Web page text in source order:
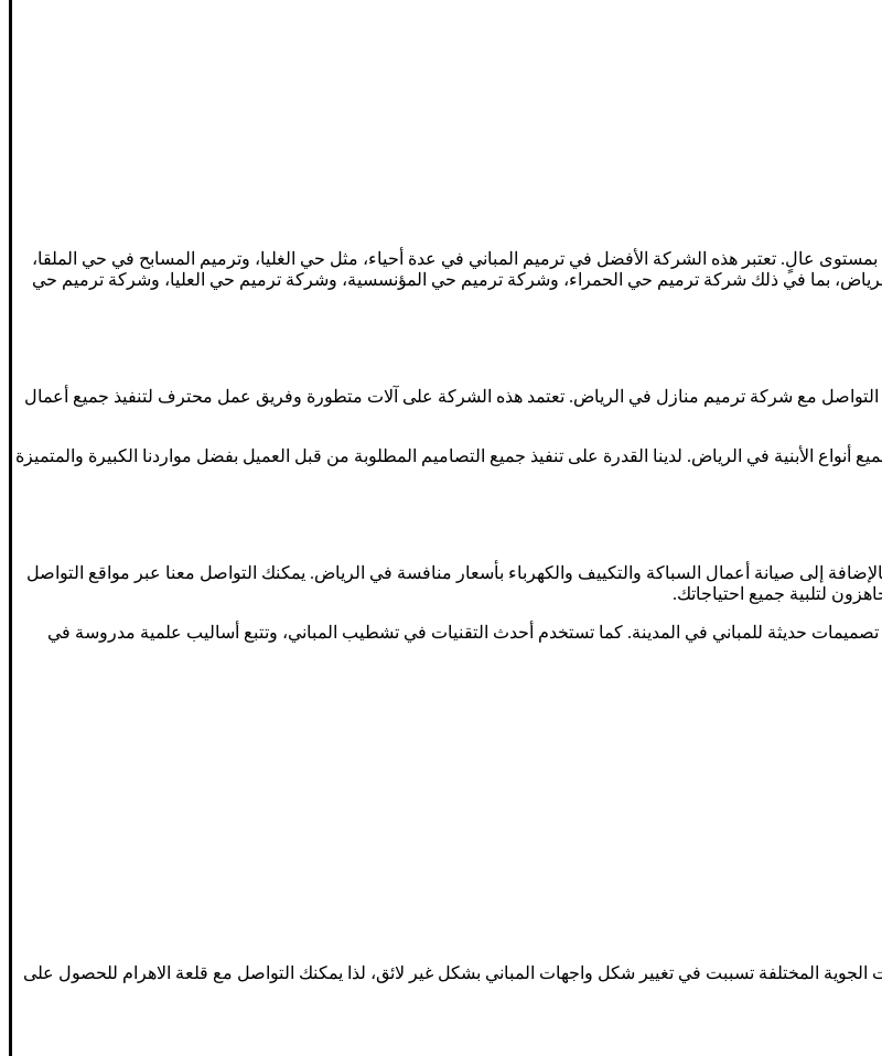
عالٍ. تعتبر هذه الشركة الأفضل في ترميم المباني في عدة أحياء، مثل حي الغليا، وترميم المسابح في حي الملقا،
بما في ذلك شركة ترميم حي الحمراء، وشركة ترميم حي المؤنسسية، وشركة ترميم حي العليا، وشركة ترميم حي
مع شركة ترميم منازل في الرياض. تعتمد هذه الشركة على آلات متطورة وفريق عمل محترف لتنفيذ جميع أعمال
أنواع الأبنية في الرياض. لدينا القدرة على تنفيذ جميع التصاميم المطلوبة من قبل العميل بفضل مواردنا الكبيرة والمتميزة
إلى صيانة أعمال السباكة والتكييف والكهرباء بأسعار منافسة في الرياض. يمكنك التواصل معنا عبر مواقع التواصل
لتلبية جميع احتياجاتك.
حديثة للمباني في المدينة. كما تستخدم أحدث التقنيات في تشطيب المباني، وتتبع أساليب علمية مدروسة في
الجوية المختلفة تسببت في تغيير شكل واجهات المباني بشكل غير لائق، لذا يمكنك التواصل مع قلعة الاهرام للحصول على